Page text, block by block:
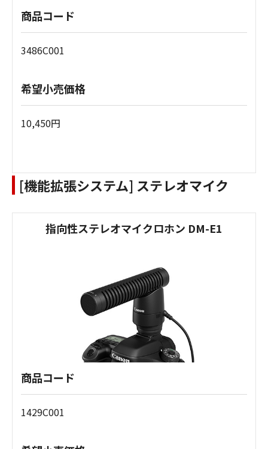
商品コード
3486C001
希望小売価格
10,450円
[機能拡張システム] ステレオマイク
指向性ステレオマイクロホン DM-E1
商品コード
1429C001